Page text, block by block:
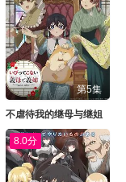
第5集
不虐待我的继母与继姐
8.0分